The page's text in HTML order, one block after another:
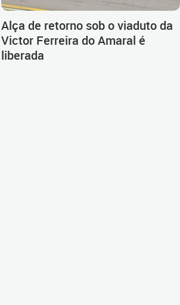
Alça de retorno sob o viaduto da
Victor Ferreira do Amaral é
liberada